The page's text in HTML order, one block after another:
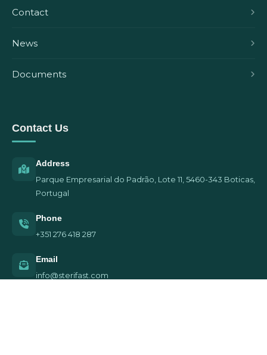
Contact
News
Documents
Contact Us
Address
Parque Empresarial do Padrão, Lote 11, 5460-343 Boticas,
Portugal
Phone
+351 276 418 287
Email
info@sterifast.com